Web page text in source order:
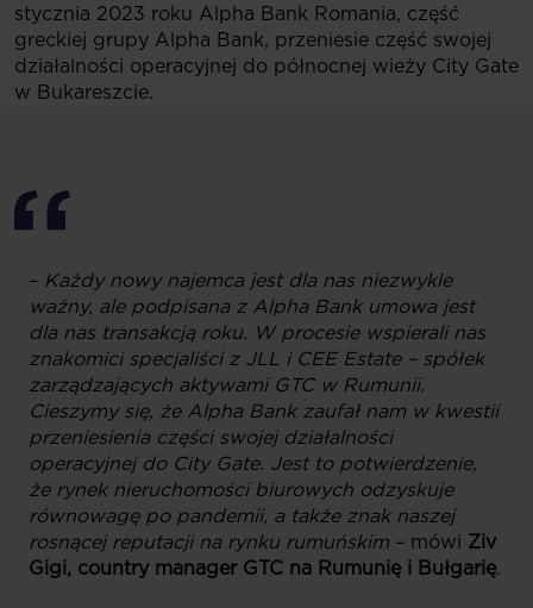
stycznia 2023 roku Alpha Bank Romania, część
greckiej grupy Alpha Bank, przeniesie część swojej
działalności operacyjnej do północnej wieży City Gate
w Bukareszcie.
– Każdy nowy najemca jest dla nas niezwykle
ważny, ale podpisana z Alpha Bank umowa jest
dla nas transakcją roku. W procesie wspierali nas
znakomici specjaliści z JLL i CEE Estate – spółek
zarządzających aktywami GTC w Rumunii.
Cieszymy się, że Alpha Bank zaufał nam w kwestii
przeniesienia części swojej działalności
operacyjnej do City Gate. Jest to potwierdzenie,
że rynek nieruchomości biurowych odzyskuje
równowagę po pandemii, a także znak naszej
rosnącej reputacji na rynku rumuńskim – mówi Ziv
Gigi, country manager GTC na Rumunię i Bułgarię.